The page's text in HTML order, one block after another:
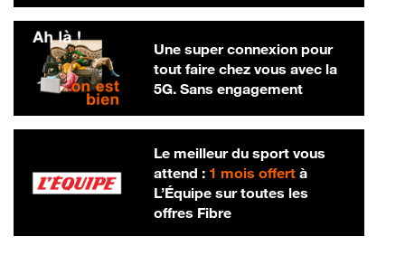
Une super connexion pour
tout faire chez vous avec la
5G. Sans engagement
Le meilleur du sport vous
attend : 1 mois offertà
L’Équipe sur toutes les
offres Fibre